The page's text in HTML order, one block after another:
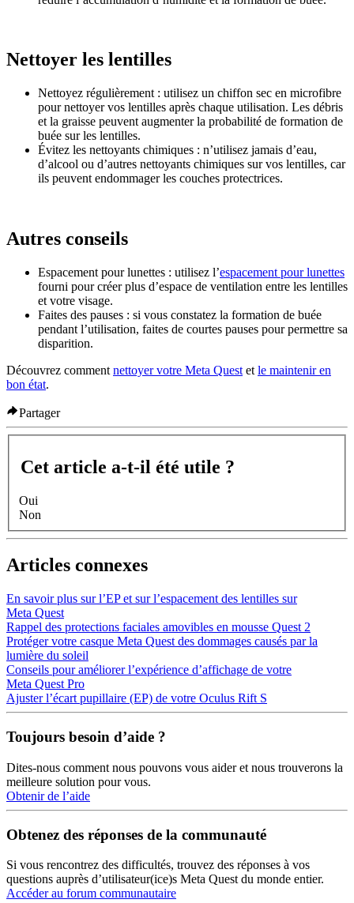
Nettoyer les lentilles
Nettoyez régulièrement : utilisez un chiffon sec en microfibre
pour nettoyer vos lentilles après chaque utilisation. Les débris
et la graisse peuvent augmenter la probabilité de formation de
buée sur les lentilles.
Évitez les nettoyants chimiques : n’utilisez jamais d’eau,
d’alcool ou d’autres nettoyants chimiques sur vos lentilles, car
ils peuvent endommager les couches protectrices.
Autres conseils
Espacement pour lunettes : utilisez l’espacement pour lunettes
fourni pour créer plus d’espace de ventilation entre les lentilles
et votre visage.
Faites des pauses : si vous constatez la formation de buée
pendant l’utilisation, faites de courtes pauses pour permettre sa
disparition.
Découvrez comment nettoyer votre Meta Quest et le maintenir en
bon état.
Partager
Cet article a-t-il été utile ?
Oui
Non
Articles connexes
En savoir plus sur l’EP et sur l’espacement des lentilles sur
Meta Quest
Rappel des protections faciales amovibles en mousse Quest 2
Protéger votre casque Meta Quest des dommages causés par la
lumière du soleil
Conseils pour améliorer l’expérience d’affichage de votre
Meta Quest Pro
Ajuster l’écart pupillaire (EP) de votre Oculus Rift S
Toujours besoin d’aide ?
Dites-nous comment nous pouvons vous aider et nous trouverons la
meilleure solution pour vous.
Obtenir de l’aide
Obtenez des réponses de la communauté
Si vous rencontrez des difficultés, trouvez des réponses à vos
questions auprès d’utilisateur(ice)s Meta Quest du monde entier.
Accéder au forum communautaire